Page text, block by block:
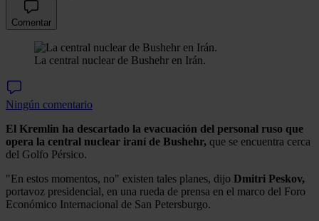
Comentar
La central nuclear de Bushehr en Irán.
Ningún comentario
El Kremlin ha descartado la evacuación del personal ruso que
opera la central nuclear iraní de Bushehr, que se encuentra cerca
del Golfo Pérsico.
"En estos momentos, no" existen tales planes, dijo Dmitri Peskov,
portavoz presidencial, en una rueda de prensa en el marco del Foro
Económico Internacional de San Petersburgo.